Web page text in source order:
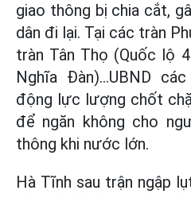
giao thông bị chia cắt,
dân đi lại. Tại các tràn
tràn Tân Thọ (Quốc lộ
Nghĩa Đàn)…UBND
động lực lượng chốt
để ngăn không cho
thông khi nước lớn.
Hà Tĩnh sau trận ngập